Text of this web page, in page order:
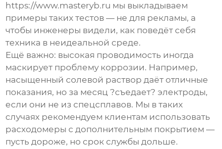
https://www.masteryb.ru мы выкладываем
примеры таких тестов — не для рекламы, а
чтобы инженеры видели, как поведёт себя
техника в неидеальной среде.
Ещё важно: высокая проводимость иногда
маскирует проблему коррозии. Например,
насыщенный солевой раствор даёт отличные
показания, но за месяц ?съедает? электроды,
если они не из спецсплавов. Мы в таких
случаях рекомендуем клиентам использовать
расходомеры с дополнительным покрытием —
пусть дороже, но срок службы дольше.